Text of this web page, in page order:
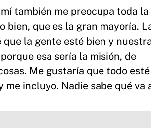
también me preocupa toda la
bien, que es la gran mayoría.
la gente esté bien y
esa sería la misión, de
Me gustaría que todo
incluyo. Nadie sabe qué va